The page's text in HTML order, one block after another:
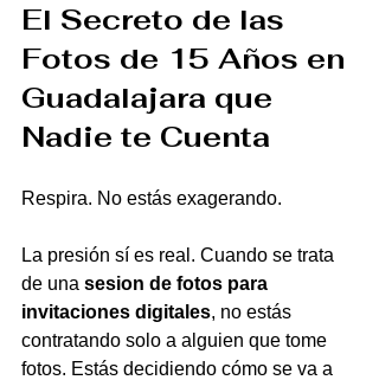
El Secreto de las
Fotos de 15 Años en
Guadalajara que
Nadie te Cuenta
Respira. No estás exagerando.
La presión sí es real. Cuando se trata
de una sesion de fotos para
invitaciones digitales, no estás
contratando solo a alguien que tome
fotos. Estás decidiendo cómo se va a